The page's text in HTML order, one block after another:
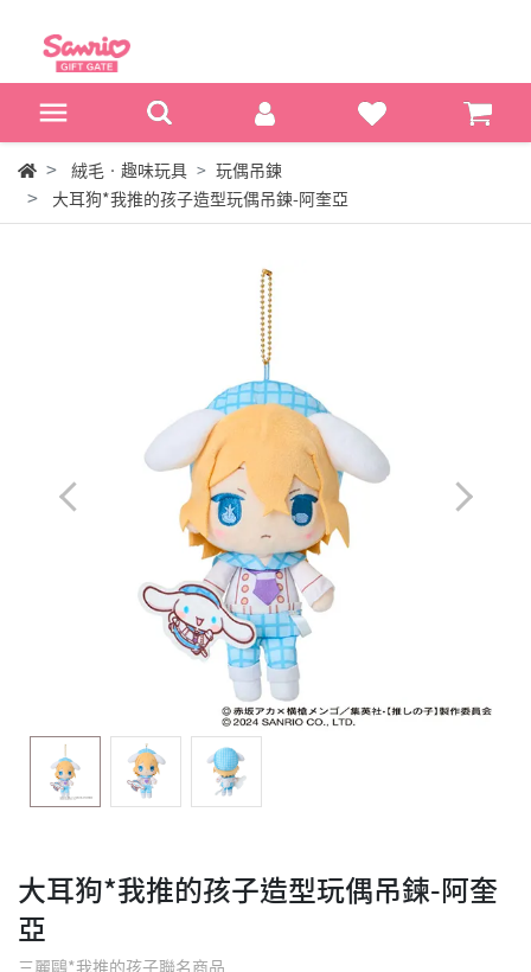
絨毛‧趣味玩具
玩偶吊鍊
大耳狗*我推的孩子造型玩偶吊鍊-阿奎亞
大耳狗*我推的孩子造型玩偶吊鍊-阿奎
亞
三麗鷗*我推的孩子聯名商品